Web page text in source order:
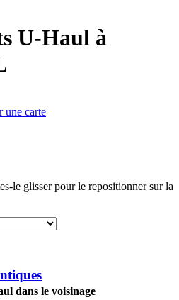
U-Haul à
une carte
le glisser pour le repositionner sur la
dans le voisinage